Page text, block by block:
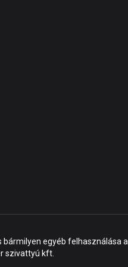
egyéb felhasználása a
szivattyú kft.